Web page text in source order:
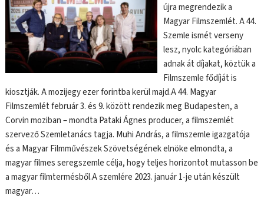
újra megrendezik a
Magyar Filmszemlét. A 44.
Szemle ismét verseny
lesz, nyolc kategóriában
adnak át díjakat, köztük a
Filmszemle fődíját is
kiosztják. A mozijegy ezer forintba kerül majd.A 44. Magyar
Filmszemlét február 3. és 9. között rendezik meg Budapesten, a
Corvin moziban – mondta Pataki Ágnes producer, a filmszemlét
szervező Szemletanács tagja. Muhi András, a filmszemle igazgatója
és a Magyar Filmművészek Szövetségének elnöke elmondta, a
magyar filmes seregszemle célja, hogy teljes horizontot mutasson be
a magyar filmtermésből.A szemlére 2023. január 1-je után készült
magyar…